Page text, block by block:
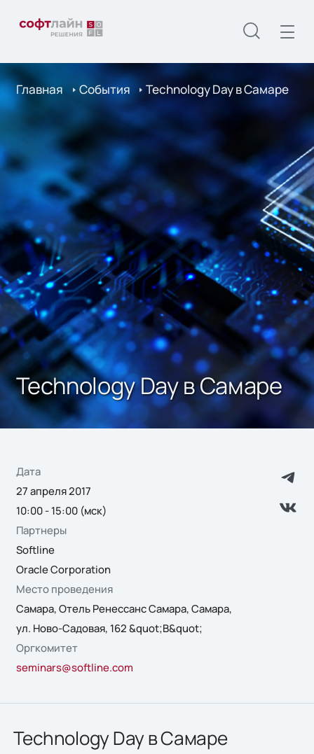
Главная События Technology Day в Самаре
Technology Day в Самаре
Дата
27 апреля 2017
10:00 - 15:00 (мск)
Партнеры
Softline
Oracle Corporation
Место проведения
Самара, Отель Ренессанс Самара, Самара,
ул. Ново-Садовая, 162 &quot;В&quot;
Оргкомитет
seminars@softline.com
Technology Day в Самаре